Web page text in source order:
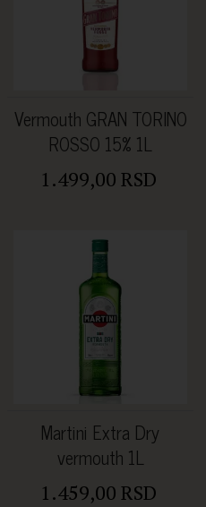
Vermouth GRAN TORINO
ROSSO 15% 1L
1.499,00 RSD
Martini Extra Dry
vermouth 1L
1.459,00 RSD